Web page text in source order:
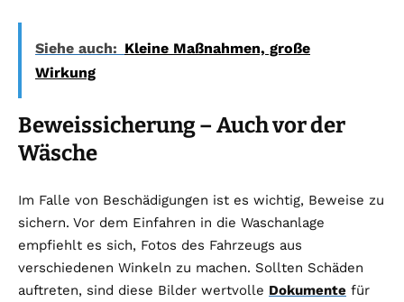
Siehe auch: Kleine Maßnahmen, große
Wirkung
Beweissicherung – Auch vor der
Wäsche
Im Falle von Beschädigungen ist es wichtig, Beweise zu
sichern. Vor dem Einfahren in die Waschanlage
empfiehlt es sich, Fotos des Fahrzeugs aus
verschiedenen Winkeln zu machen. Sollten Schäden
auftreten, sind diese Bilder wertvolle Dokumente für